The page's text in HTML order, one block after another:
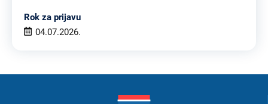
Rok za prijavu
04.07.2026.